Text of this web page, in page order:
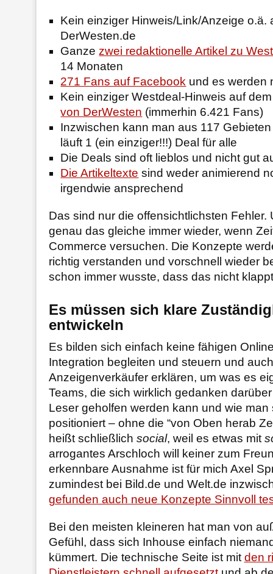
Kein einziger Hinweis/Link/Anzeige o.ä.
DerWesten.de
Ganzezwei redaktionelle Artikel zu
14 Monaten
271 Fans auf Facebook und es werden
Kein einziger Westdeal-Hinweis auf
von DerWesten (immerhin 6.421 Fans)
Inzwischen kann man aus 117
läuft 1 (ein einziger!!!) Deal für alle
Die Deals sind oft lieblos und nicht gut
Die Artikeltexte sind weder animierend
irgendwie ansprechend
Das sind nur die offensichtlichsten Fehler.
genau das gleiche immer wieder, wenn
Commerce versuchen. Die Konzepte
richtig verstanden und vorschnell wieder
schon immer wusste, dass das nicht
Es müssen sich klare
entwickeln
Es bilden sich einfach keine fähigen
Integration begleiten und steuern und
Anzeigenverkäufer erklären, um was es
Teams, die sich wirklich gedanken
Leser geholfen werden kann und wie man
positioniert – ohne die “von Oben herab
heißt schließlich social, weil es etwas mit
arrogantes Arschloch will keiner zum
erkennbare Ausnahme ist für mich Axel
zumindest bei Bild.de und Welt.de
gefunden auch neue Konzepte Sinnvoll
Bei den meisten kleineren hat man von
Gefühl, dass sich Inhouse einfach
kümmert. Die technische Seite ist mit den